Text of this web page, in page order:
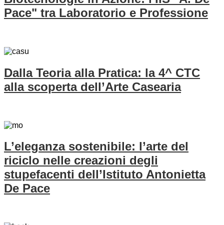
Pace" tra Laboratorio e Professione
Dalla Teoria alla Pratica: la 4^ CTC
alla scoperta dell’Arte Casearia
L’eleganza sostenibile: l’arte del
riciclo nelle creazioni degli
stupefacenti dell’Istituto Antonietta
De Pace